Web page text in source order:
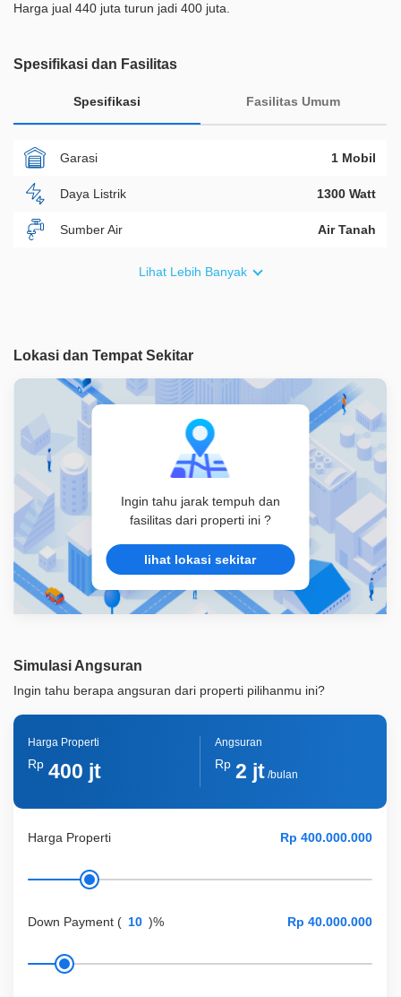
Harga jual 440 juta turun jadi 400 juta.
Spesifikasi dan Fasilitas
Spesifikasi Fasilitas Umum
Garasi 1 Mobil
Daya Listrik 1300 Watt
Sumber Air Air Tanah
Lihat Lebih Banyak
Lokasi dan Tempat Sekitar
Ingin tahu jarak tempuh dan
fasilitas dari properti ini ?
lihat lokasi sekitar
Simulasi Angsuran
Ingin tahu berapa angsuran dari properti pilihanmu ini?
Harga Properti
Down Payment ( )%
Harga Properti
Rp 400 jt
Angsuran
Rp 2 jt/bulan